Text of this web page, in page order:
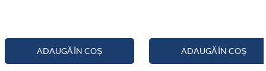
ADAUGĂ ÎN COȘ ADAUGĂ ÎN COȘ